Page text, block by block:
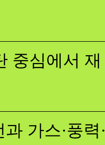
중심에서 재
가스·풍력·